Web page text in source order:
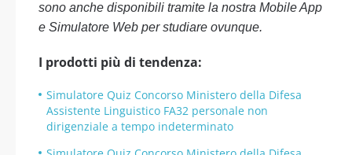
sono anche disponibili tramite la nostra Mobile App
e Simulatore Web per studiare ovunque.
I prodotti più di tendenza:
Simulatore Quiz Concorso Ministero della Difesa
Assistente Linguistico FA32 personale non
dirigenziale a tempo indeterminato